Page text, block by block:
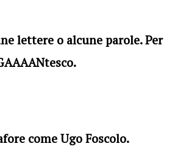
lettere o alcune parole. Per
come Ugo Foscolo.